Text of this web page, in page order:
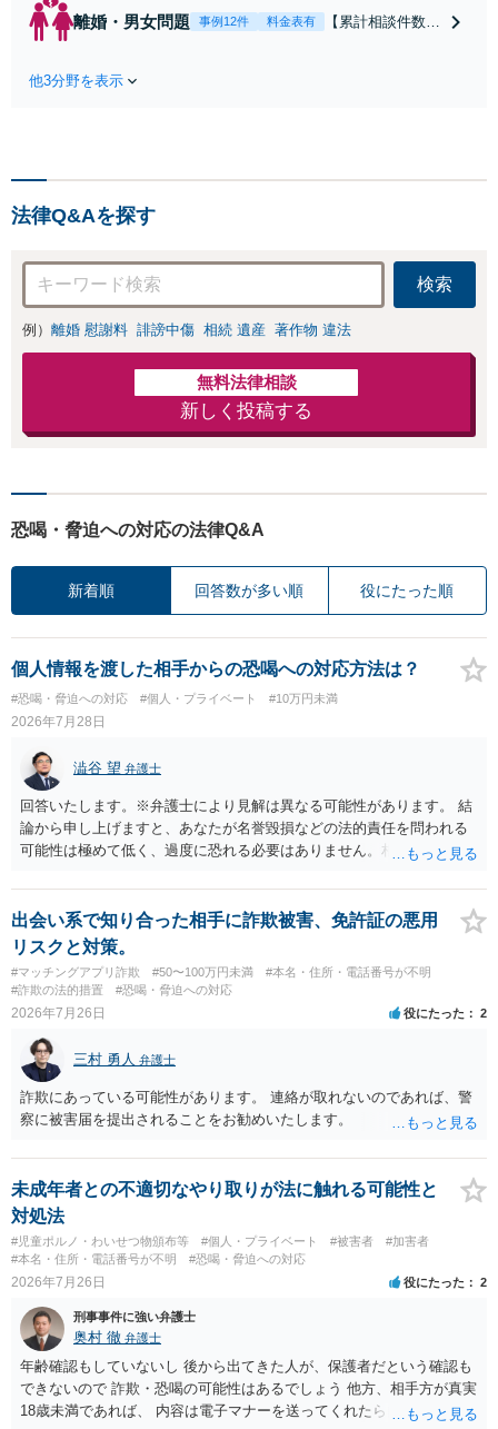
のトラブル・会社内のト
ラブルなど、事後の解決
離婚・男女問題 事例12件 料金表有
【累計相談件数20
様の話を丁寧にう
を正確に読み取り
ます。【東京都在
住以外の方も対
応】
他3分野を表示
法律Q&Aを探す
検索
例） 離婚 慰謝料 誹謗中傷 相続 遺産 著作物 違法
無料法律相談
新しく投稿する
恐喝・脅迫への対応の法律Q&A
新着順 回答数が多い順 役にたった順
個人情報を渡した相手からの恐喝への対応方法は？
#恐喝・脅迫への対応 #個人・プライベート #10万円未満
2026年7月28日
澁谷 望 弁護士
回答いたします。※弁護士により見解は異なる可能性があります。 結
論から申し上げますと、あなたが名誉毀損などの法的責任を問われる
可能性は極めて低く、過度に恐れる必要はありません。相手の行為こ
は警察の介入を恐れて逃げた可能性が高いと考えられます。 今後の具
体的な対応は以下の通りです。 ・相手の要求は無視する（1対1のやり
取りで「詐欺か」と聞いただけで名誉毀損は成立しません） ・マイナ
ンバー総合フリーダイヤルへ連絡し、カードの一時停止と再発行手続
きを行う ・万が一に備え、会社には「個人情報を悪用されたトラブル
に巻き込まれた」と事前伝えておく すでに警察へ相談済みとのことで
加の報告を行ってください。
出会い系で知り合った相手に詐欺被害、免許証の悪用
リスクと対策。
#マッチングアプリ詐欺 #50〜100万円未満
#本名・住所・電話番号が不明
#詐欺の法的措置
#恐喝・脅迫への対応
2026年7月26日 役にたった 2
三村 勇人 弁護士
詐欺にあっている可能性があります。 連絡が取れないのであれば、警
察に被害届を提出されることをお勧めいたします。
未成年者との不適切なやり取りが法に触れる可能性と
対処法
#児童ポルノ・わいせつ物頒布等 #個人・プライベート #被害者
#加害者
#本名・住所・電話番号が不明
#恐喝・脅迫への対応
2026年7月26日 役にたった 2
刑事事件に強い弁護士
奥村 徹 弁護士
年齢確認もしていないし 後から出てきた人が、保護者だという確認も
できないので 詐欺・恐喝の可能性はあるでしょう 他方、相手方が真実
18歳未満であれば、 内容は電子マナーを送ってくれたら自慰行為など